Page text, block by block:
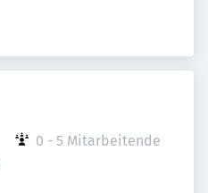
0 - 5 Mitarbeitende